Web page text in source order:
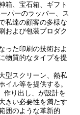
箱、宝石箱、ギフト
パーのラッパー、ス
私達の顧客の多様な
および包装プロダク
った印刷の技術およ
物質的なタイプを提
型スクリーン、熱私
イル等を提供する。
作り出し、が設計を
きい必要性を満たす
囲のような革新的